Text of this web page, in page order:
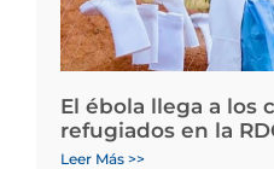
El ébola llega a los
refugiados en la
Leer Más >>